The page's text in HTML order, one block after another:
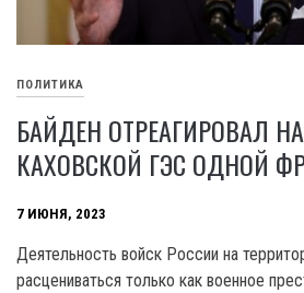
ПОЛИТИКА
БАЙДЕН ОТРЕАГИРОВАЛ
КАХОВСКОЙ ГЭС ОДНОЙ
7 ИЮНЯ, 2023
Деятельность войск России на
расцениваться только как военное